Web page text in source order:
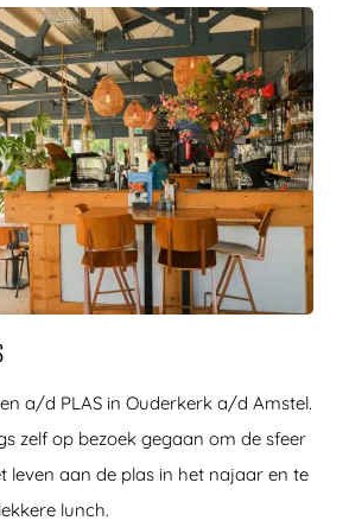
a/d PLAS in Ouderkerk a/d Amstel.
zelf op bezoek gegaan om de sfeer
leven aan de plas in het najaar en te
lunch.